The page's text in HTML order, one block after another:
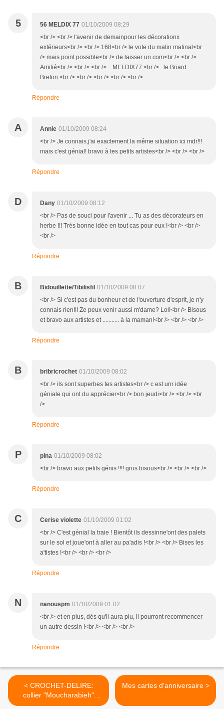
5 56 MELDIX 77 01/10/2009 08:29
<br /> <br /> l'avenir de demainpour les décorationx
extérieurs<br /> <br /> 168<br /> le vote du matin matinal<br
/> mais point possible<br /> de laisser un com<br /> <br />
Amitié<br /> <br /> <br /> MELDIX77 <br /> le Briard
Breton <br /> <br /> <br /> <br /> <br />
Répondre
A Annie 01/10/2009 08:24
<br /> Je connais,j'ai exactement la même situation ici mdr!!!
mais c'est génial! bravo à tes petits artistes<br /> <br /> <br />
Répondre
D Dany 01/10/2009 08:12
<br /> Pas de souci pour l'avenir ... Tu as des décorateurs en
herbe !!! Très bonne idée en tout cas pour eux !<br /> <br />
<br />
Répondre
B Bidouillette/Tibilisfil 01/10/2009 08:07
<br /> Si c'est pas du bonheur et de l'ouverture d'esprit, je n'y
connais rien!!! Ze peux venir aussi m'dame? Lol!<br /> Bisous
et bravo aux artistes et ........... à la maman!<br /> <br /> <br />
Répondre
B bribricrochet 01/10/2009 08:02
<br /> ils sont superbes tes artistes<br /> c est unr idée
géniale qui ont du apprécier<br /> bon jeudi<br /> <br /> <br
/>
Répondre
P pina 01/10/2009 08:02
<br /> bravo aux petits génis !!!! gros bisous<br /> <br /> <br />
Répondre
C Cerise violette 01/10/2009 01:02
<br /> C'est génial la traie ! Bientôt ils dessinne'ont des palets
sur le sol et joue'ont à aller au pa'adis !<br /> <br /> Bises les
a'tistes !<br /> <br /> <br />
Répondre
N nanouspm 01/10/2009 01:02
<br /> et en plus, dès qu'il aura plu, il pourront recommencer
un autre dessin !<br /> <br /> <br />
Répondre
< CROCHET-DELIRE:
collier "Moucharabieh"
d'Halloween...
Mes cartes d'anniversaire >